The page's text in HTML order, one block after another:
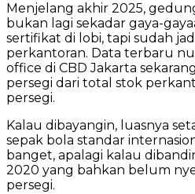
Menjelang akhir 2025,
bukan lagi sekadar gaya-
sertifikat di lobi, tapi sudah
perkantoran. Data terbaru
office di CBD Jakarta
persegi dari total stok
persegi.
Kalau dibayangin, luasnya
sepak bola standar
banget, apalagi kalau
2020 yang bahkan belum
persegi.